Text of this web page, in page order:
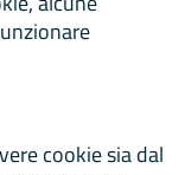
cookie sia dal